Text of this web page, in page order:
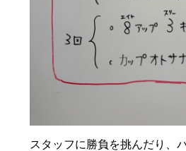
スタッフに勝負を挑んだり、